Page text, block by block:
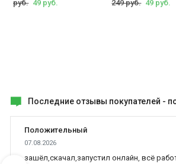
руб. 49 руб. 249 руб. 49 руб.
Последние отзывы покупателей -
Положительный
07.08.2026
зашёл,скачал,запустил онлайн, всё